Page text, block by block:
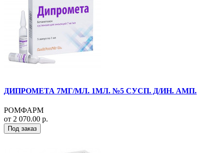
ДИПРОМЕТА 7МГ/МЛ. 1МЛ. №5 СУСП. Д/ИН. АМП.
РОМФАРМ
от 2 070.00 р.
Под заказ